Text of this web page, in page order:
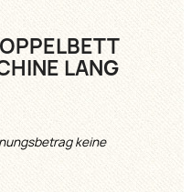
LANG
keine